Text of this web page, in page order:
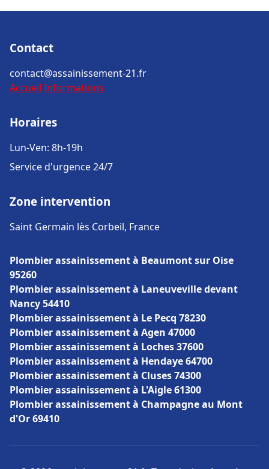
Contact
contact@assainissement-21.fr
Accueil Informations
Horaires
Lun-Ven: 8h-19h
Service d'urgence 24/7
Zone intervention
Saint Germain lès Corbeil, France
Plombier assainissement à Beaumont sur Oise
95260
Plombier assainissement à Laneuveville devant
Nancy 54410
Plombier assainissement à Le Pecq 78230
Plombier assainissement à Agen 47000
Plombier assainissement à Loches 37600
Plombier assainissement à Hendaye 64700
Plombier assainissement à Cluses 74300
Plombier assainissement à L'Aigle 61300
Plombier assainissement à Champagne au Mont
d'Or 69410